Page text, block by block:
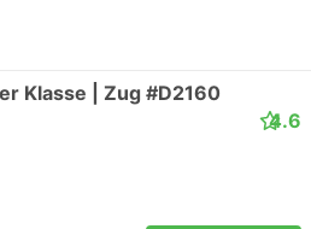
Klasse | Zug #D2160
4.6